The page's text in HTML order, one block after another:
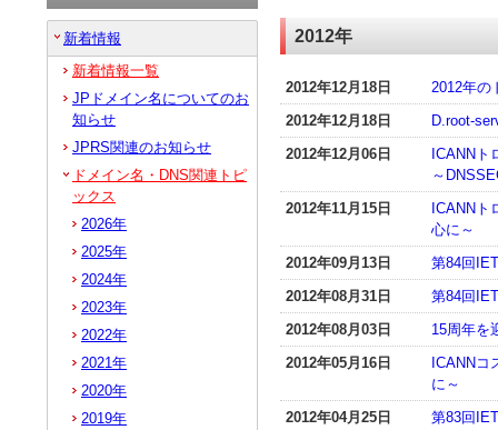
2012年
2012年12月18日
2012年の
2012年12月18日
D.root-
2012年12月06日
ICANNト
～
2012年11月15日
ICANN
心に～
2012年09月13日
第84回
2012年08月31日
第84回
2012年08月03日
15周年を
2012年05月16日
ICANN
に～
2012年04月25日
第83回
新着情報
新着情報一覧
JPドメイン名についてのお
知らせ
JPRS関連のお知らせ
ドメイン名・DNS関連トピ
ックス
2026年
2025年
2024年
2023年
2022年
2021年
2020年
2019年